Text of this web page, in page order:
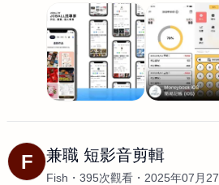
F 兼職 短影音剪輯
Fish 395次觀看
2025年07月